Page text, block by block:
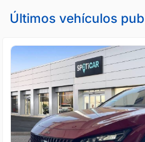
Últimos vehículos